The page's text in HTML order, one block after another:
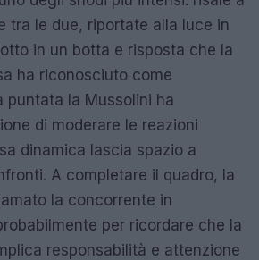
tra le due, riportate alla luce in
in un botta e risposta che la
ha riconosciuto come
puntata la Mussolini ha
di moderare le reazioni
dinamica lascia spazio a
A completare il quadro, la
la concorrente in
per ricordare che la
responsabilità e attenzione